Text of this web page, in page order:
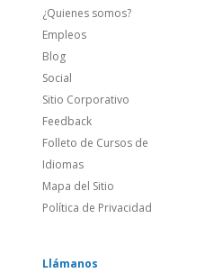
¿Quienes somos?
Empleos
Blog
Social
Sitio Corporativo
Feedback
Folleto de Cursos de
Idiomas
Mapa del Sitio
Política de Privacidad
Llámanos